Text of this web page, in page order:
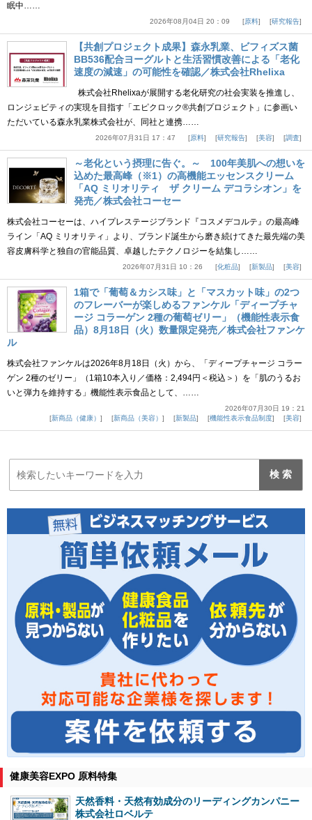
眠中……
2026年08月04日 20：09 原料 研究報告
【共創プロジェクト成果】森永乳業、ビフィズス菌
BB536配合ヨーグルトと生活習慣改善による「老化
速度の減速」の可能性を確認／株式会社Rhelixa
株式会社Rhelixaが展開する老化研究の社会実装を推進し、
ロンジェビティの実現を目指す「エピクロック®共創プロジェクト」に参画い
ただいている森永乳業株式会社が、同社と連携……
2026年07月31日 17：47 原料 研究報告 美容 調査
～老化という摂理に告ぐ。～ 100年美肌への想いを
込めた最高峰（※1）の高機能エッセンスクリーム
「AQ ミリオリティ ザ クリーム デコラシオン」を
発売／株式会社コーセー
株式会社コーセーは、ハイプレステージブランド『コスメデコルテ』の最高峰
ライン「AQ ミリオリティ」より、ブランド誕生から磨き続けてきた最先端の美
容皮膚科学と独自の官能品質、卓越したテクノロジーを結集し……
2026年07月31日 10：26 化粧品 新製品 美容
1箱で「葡萄＆カシス味」と「マスカット味」の2つ
のフレーバーが楽しめるファンケル「ディープチャ
ージ コラーゲン 2種の葡萄ゼリー」（機能性表示食
品）8月18日（火）数量限定発売／株式会社ファンケ
ル
株式会社ファンケルは2026年8月18日（火）から、「ディープチャージ コラー
ゲン 2種のゼリー」（1箱10本入り／価格：2,494円＜税込＞）を「肌のうるお
いと弾力を維持する」機能性表示食品として、……
2026年07月30日 19：21
新商品（健康）
新商品（美容） 新製品 機能性表示食品制度 美容
健康美容EXPO 原料特集
天然香料・天然有効成分のリーディングカンパニー
株式会社ロベルテ